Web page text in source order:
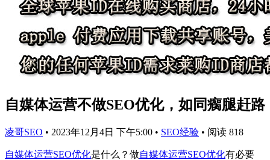
自媒体运营不做SEO优化，如同瘸腿赶路
凌哥SEO • 2023年12月4日 下午5:00 • SEO经验 • 阅读 818
自媒体运营SEO优化是什么？做自媒体运营SEO优化有必要